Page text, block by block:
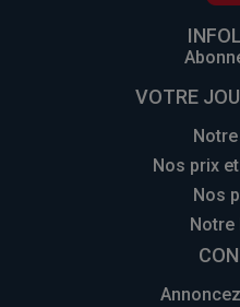
VOTRE
Nos prix
Nos
Notre